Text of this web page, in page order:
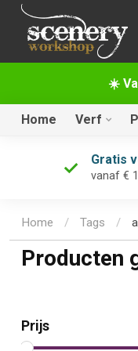
☀️
Home Verf
Gratis
vanaf €
Home / Tags /
Producten
Prijs